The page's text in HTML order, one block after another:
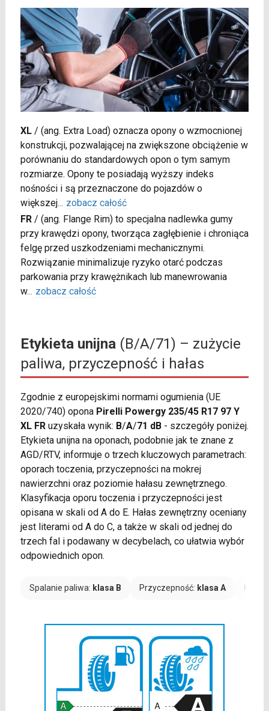
XL/ (ang. Extra Load) oznacza opony o wzmocnionej
konstrukcji, pozwalającej na zwiększone obciążenie w
porównaniu do standardowych opon o tym samym
rozmiarze. Opony te posiadają wyższy indeks
nośności i są przeznaczone do pojazdów o
większej... zobacz całość
FR/ (ang. Flange Rim) to specjalna nadlewka gumy
przy krawędzi opony, tworząca zagłębienie i chroniąca
felgę przed uszkodzeniami mechanicznymi.
Rozwiązanie minimalizuje ryzyko otarć podczas
parkowania przy krawężnikach lub manewrowania
w... zobacz całość
Etykieta unijna(B/A/71) – zużycie
paliwa, przyczepność i hałas
Zgodnie z europejskimi normami ogumienia (UE
2020/740) opona Pirelli Powergy 235/45 R17 97 Y
XL FRuzyskała wynik: B/A/71 dB- szczegóły poniżej.
Etykieta unijna na oponach, podobnie jak te znane z
AGD/RTV, informuje o trzech kluczowych parametrach:
oporach toczenia, przyczepności na mokrej
nawierzchni oraz poziomie hałasu zewnętrznego.
Klasyfikacja oporu toczenia i przyczepności jest
opisana w skali od A do E. Hałas zewnętrzny oceniany
jest literami od A do C, a także w skali od jednej do
trzech fal i podawany w decybelach, co ułatwia wybór
odpowiednich opon.
Spalanie paliwa: klasa B Przyczepność: klasa A Hałas: